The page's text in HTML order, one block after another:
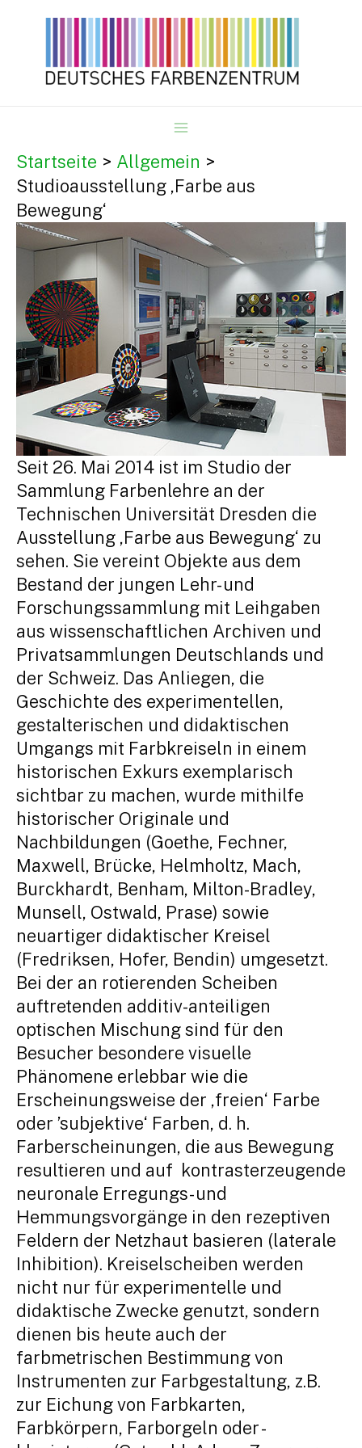
MAIN
MENU
Startseite
Allgemein
Studioausstellung ‚Farbe aus
Bewegung‘
Seit 26. Mai 2014 ist im Studio der
Sammlung Farbenlehre an der
Technischen Universität Dresden die
Ausstellung ‚Farbe aus Bewegung‘ zu
sehen. Sie vereint Objekte aus dem
Bestand der jungen Lehr- und
Forschungssammlung mit Leihgaben
aus wissenschaftlichen Archiven und
Privatsammlungen Deutschlands und
der Schweiz. Das Anliegen, die
Geschichte des experimentellen,
gestalterischen und didaktischen
Umgangs mit Farbkreiseln in einem
historischen Exkurs exemplarisch
sichtbar zu machen, wurde mithilfe
historischer Originale und
Nachbildungen (Goethe, Fechner,
Maxwell, Brücke, Helmholtz, Mach,
Burckhardt, Benham, Milton-Bradley,
Munsell, Ostwald, Prase) sowie
neuartiger didaktischer Kreisel
(Fredriksen, Hofer, Bendin) umgesetzt.
Bei der an rotierenden Scheiben
auftretenden additiv-anteiligen
optischen Mischung sind für den
Besucher besondere visuelle
Phänomene erlebbar wie die
Erscheinungsweise der ‚freien‘ Farbe
oder ’subjektive‘ Farben, d. h.
Farberscheinungen, die aus Bewegung
resultieren und auf kontrasterzeugende
neuronale Erregungs- und
Hemmungsvorgänge in den rezeptiven
Feldern der Netzhaut basieren (laterale
Inhibition). Kreiselscheiben werden
nicht nur für experimentelle und
didaktische Zwecke genutzt, sondern
dienen bis heute auch der
farbmetrischen Bestimmung von
Instrumenten zur Farbgestaltung, z.B.
zur Eichung von Farbkarten,
Farbkörpern, Farborgeln oder -